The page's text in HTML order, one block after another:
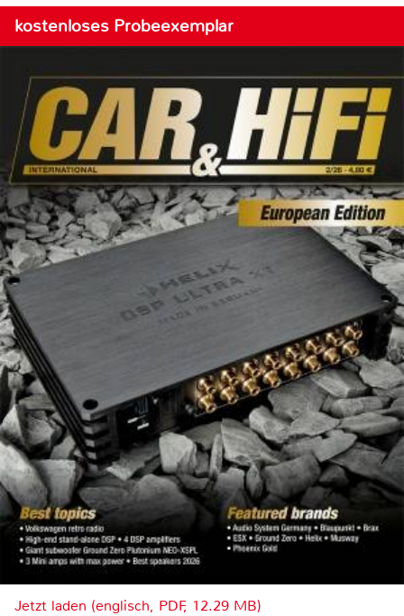
kostenloses Probeexemplar
Jetzt laden (englisch, PDF, 12.29 MB)